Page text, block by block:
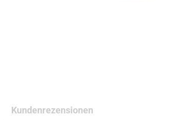
Kundenrezensionen